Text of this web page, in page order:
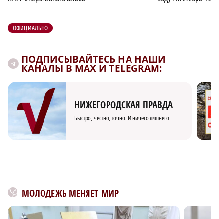
ОФИЦИАЛЬНО
ПОДПИСЫВАЙТЕСЬ НА НАШИ
КАНАЛЫ В MAX И TELEGRAM:
НИЖЕГОРОДСКАЯ ПРАВДА
Быстро, честно, точно. И ничего лишнего
МОЛОДЕЖЬ МЕНЯЕТ МИР